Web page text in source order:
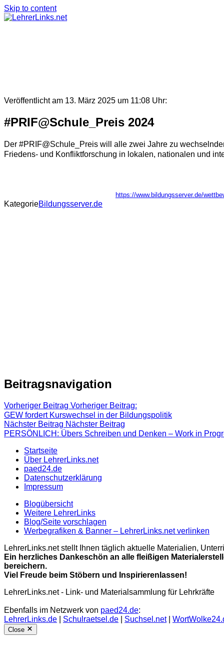
Skip to content
Veröffentlicht am 13. März 2025 um 11:08 Uhr:
#PRIF@Schule_Preis 2024
Der #PRIF@Schule_Preis will alle zwei Jahre zu
Friedens- und Konfliktforschung in lokalen, nationalen und
https://www.bildungsserver.de/
KategorieBildungsserver.de
Beitragsnavigation
Vorheriger Beitrag Vorheriger Beitrag:
GEW fordert Kurswechsel in der Bildungspolitik
Nächster Beitrag Nächster Beitrag
PERSÖNLICH: Übers Schreiben und Denken – Work in
Startseite
Über LehrerLinks.net
paed24.de
Datenschutzerklärung
Impressum
Blogübersicht
Weitere LehrerLinks
Blog/Seite vorschlagen
Werbegrafiken & Banner – LehrerLinks.net verlinken
LehrerLinks.net stellt Ihnen täglich aktuelle Materialien,
Ein herzliches Dankeschön an alle fleißigen
bereichern.
Viel Freude beim Stöbern und Inspirierenlassen!
LehrerLinks.net - Link- und Materialsammlung für Lehrkräfte
Ebenfalls im Netzwerk von paed24.de:
LehrerLinks.de
Schulraetsel.de Suchsel.net|
Close